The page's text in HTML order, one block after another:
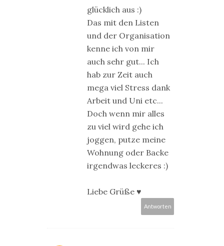
glücklich aus :)
Das mit den Listen
und der Organisation
kenne ich von mir
auch sehr gut... Ich
hab zur Zeit auch
mega viel Stress dank
Arbeit und Uni etc...
Doch wenn mir alles
zu viel wird gehe ich
joggen, putze meine
Wohnung oder Backe
irgendwas leckeres :)
Liebe Grüße ♥
Antworten